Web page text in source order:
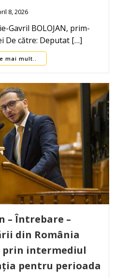
8, 2026
Gavril BOLOJAN, prim-
De către: Deputat […]
mai mult..
– Întrebare –
din România
prin intermediul
pentru perioada